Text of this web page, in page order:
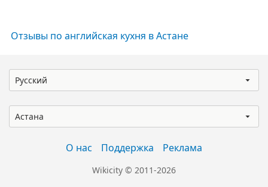
Отзывы по английская кухня в Астане
Русский
Астана
О нас Поддержка Реклама
Wikicity © 2011-2026